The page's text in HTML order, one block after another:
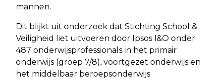
mannen.
Dit blijkt uit onderzoek dat Stichting School &
Veiligheid liet uitvoeren door Ipsos I&O onder
487 onderwijsprofessionals in het primair
onderwijs (groep 7/8), voortgezet onderwijs en
het middelbaar beroepsonderwijs.